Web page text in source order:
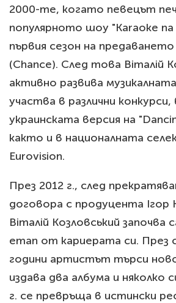
2000-те, когато певецът
популярното шоу "Karaoke na
първия сезон на
(Chance). След това Віталій
активно развива
участва в различни
украинската версия на
както и в националната
Eurovision.
През 2012 г., след
договора с продуцента
Віталій Козловський
етап от кариерата си. През
години артистът търси
издава два албума и няколко
г. се превръща в истински